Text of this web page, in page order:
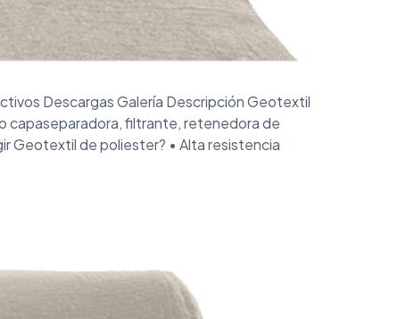
Descargas Galería Descripción Geotextil
capaseparadora, filtrante, retenedora de
Geotextil de poliester? • Alta resistencia